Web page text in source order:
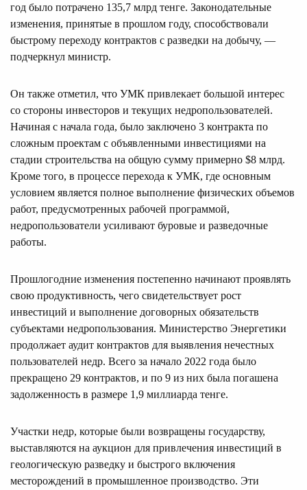
год было потрачено 135,7 млрд тенге. Законодательные
изменения, принятые в прошлом году, способствовали
быстрому переходу контрактов с разведки на добычу, —
подчеркнул министр.
Он также отметил, что УМК привлекает большой интерес
со стороны инвесторов и текущих недропользователей.
Начиная с начала года, было заключено 3 контракта по
сложным проектам с объявленными инвестициями на
стадии строительства на общую сумму примерно $8 млрд.
Кроме того, в процессе перехода к УМК, где основным
условием является полное выполнение физических объемов
работ, предусмотренных рабочей программой,
недропользователи усиливают буровые и разведочные
работы.
Прошлогодние изменения постепенно начинают проявлять
свою продуктивность, чего свидетельствует рост
инвестиций и выполнение договорных обязательств
субъектами недропользования. Министерство Энергетики
продолжает аудит контрактов для выявления нечестных
пользователей недр. Всего за начало 2022 года было
прекращено 29 контрактов, и по 9 из них была погашена
задолженность в размере 1,9 миллиарда тенге.
Участки недр, которые были возвращены государству,
выставляются на аукцион для привлечения инвестиций в
геологическую разведку и быстрого включения
месторождений в промышленное производство. Эти